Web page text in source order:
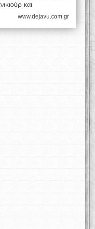
και
www.dejavu.com.gr